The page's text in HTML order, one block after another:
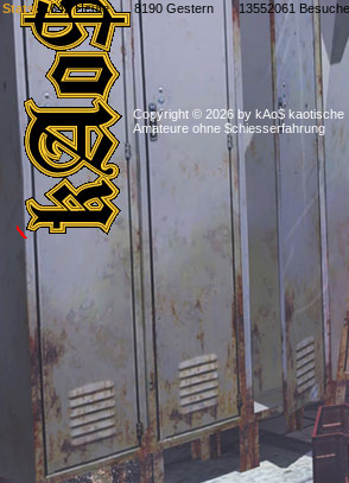
Stats: 1642 Heute 8190 Gestern 13552061
Copyright © 2026 by kAo$ kaotische
Amateure ohne $chiesserfahrung